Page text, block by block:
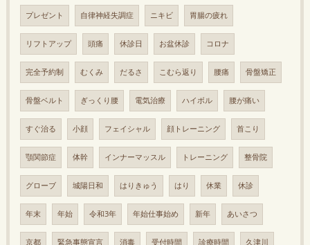
プレゼント 自律神経失調症 ニキビ 胃腸の疲れ
リフトアップ 頭痛 休診日 お盆休診 コロナ
完全予約制 むくみ だるさ こむら返り 腰痛 骨盤矯正
骨盤ベルト ぎっくり腰 電気治療 ハイボル 腰が痛い
すぐ治る 小顔 フェイシャル 顔トレーニング 首こり
顎関節症 体幹 インナーマッスル トレーニング 整骨院
グローブ 城陽日和 はりきゅう はり 休業 休診
年末 年始 令和3年 年始仕事始め 新年 あいさつ
京都 緊急事態宣言 消毒 受付時間 診療時間 久津川